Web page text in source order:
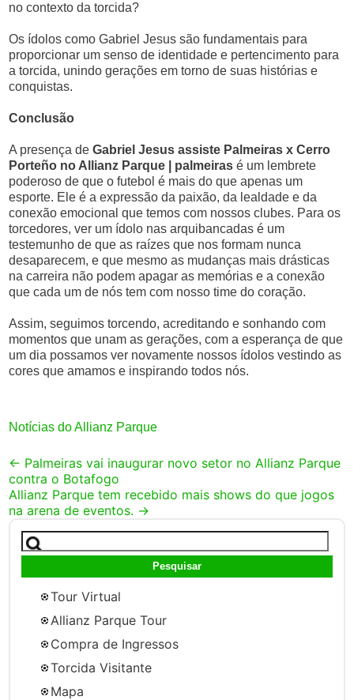
no contexto da torcida?
Os ídolos como Gabriel Jesus são fundamentais para
proporcionar um senso de identidade e pertencimento para
a torcida, unindo gerações em torno de suas histórias e
conquistas.
Conclusão
A presença deGabriel Jesus assiste Palmeiras x Cerro
Porteño no Allianz Parque | palmeiras é um lembrete
poderoso de que o futebol é mais do que apenas um
esporte. Ele é a expressão da paixão, da lealdade e da
conexão emocional que temos com nossos clubes. Para os
torcedores, ver um ídolo nas arquibancadas é um
testemunho de que as raízes que nos formam nunca
desaparecem, e que mesmo as mudanças mais drásticas
na carreira não podem apagar as memórias e a conexão
que cada um de nós tem com nosso time do coração.
Assim, seguimos torcendo, acreditando e sonhando com
momentos que unam as gerações, com a esperança de que
um dia possamos ver novamente nossos ídolos vestindo as
cores que amamos e inspirando todos nós.
Notícias do Allianz Parque
Post
navigation
← Palmeiras vai inaugurar novo setor no Allianz Parque
contra o Botafogo
Allianz Parque tem recebido mais shows do que jogos
na arena de eventos. →
Pesquisar
por:
Tour Virtual
Allianz Parque Tour
Compra de Ingressos
Torcida Visitante
Mapa